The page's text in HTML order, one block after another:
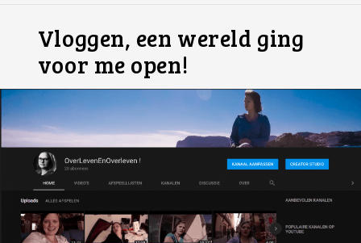
Vloggen, een wereld ging
voor me open!